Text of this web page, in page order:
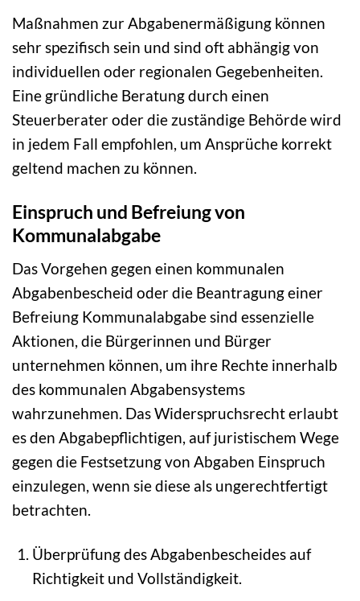
Maßnahmen zur Abgabenermäßigung können
sehr spezifisch sein und sind oft abhängig von
individuellen oder regionalen Gegebenheiten.
Eine gründliche Beratung durch einen
Steuerberater oder die zuständige Behörde wird
in jedem Fall empfohlen, um Ansprüche korrekt
geltend machen zu können.
Einspruch und Befreiung von
Kommunalabgabe
Das Vorgehen gegen einen kommunalen
Abgabenbescheid oder die Beantragung einer
Befreiung Kommunalabgabe sind essenzielle
Aktionen, die Bürgerinnen und Bürger
unternehmen können, um ihre Rechte innerhalb
des kommunalen Abgabensystems
wahrzunehmen. Das Widerspruchsrecht erlaubt
es den Abgabepflichtigen, auf juristischem Wege
gegen die Festsetzung von Abgaben Einspruch
einzulegen, wenn sie diese als ungerechtfertigt
betrachten.
Überprüfung des Abgabenbescheides auf
Richtigkeit und Vollständigkeit.